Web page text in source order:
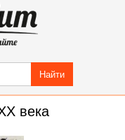
Найти
века